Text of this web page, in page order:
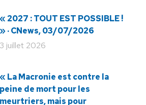
« 2027 : TOUT EST POSSIBLE !
» · CNews, 03/07/2026
3 juillet 2026
« La Macronie est contre la
peine de mort pour les
meurtriers, mais pour